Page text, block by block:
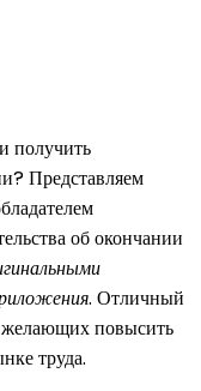
получить
Представляем
об окончании
. Отличный
желающих повысить
труда.